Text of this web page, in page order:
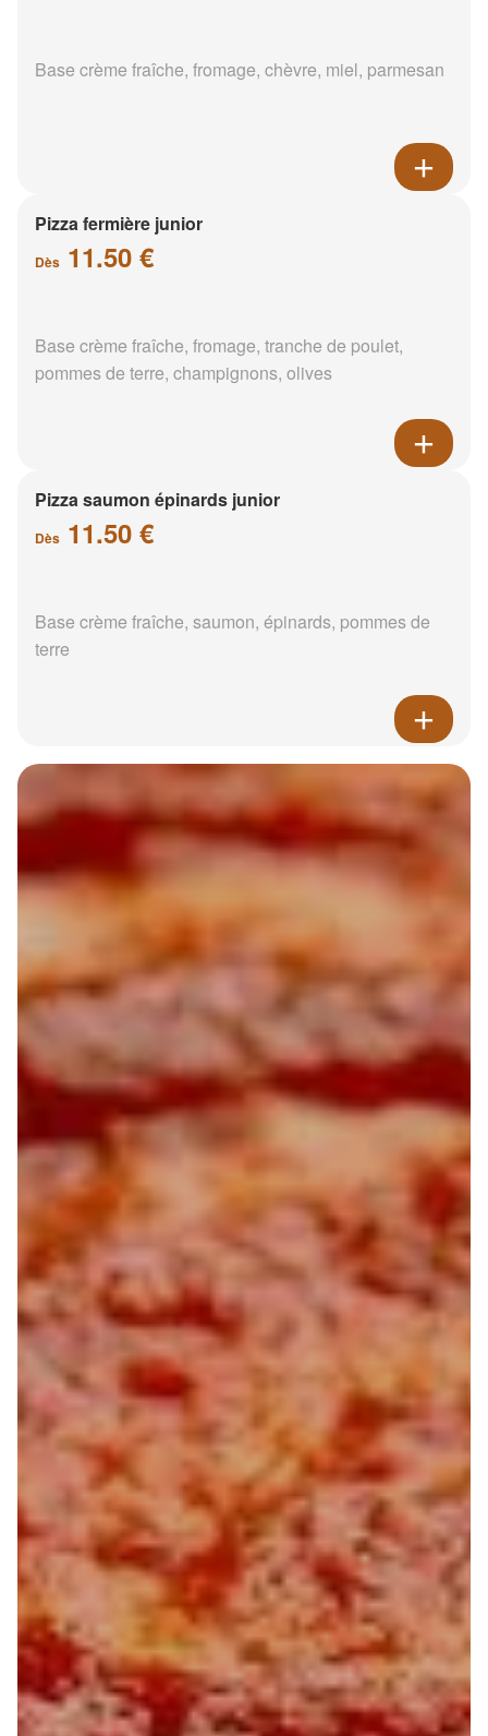
Base crème fraîche, fromage, chèvre, miel, parmesan
Pizza fermière junior
Dès 11.50 €
Base crème fraîche, fromage, tranche de poulet,
pommes de terre, champignons, olives
Pizza saumon épinards junior
Dès 11.50 €
Base crème fraîche, saumon, épinards, pommes de
terre